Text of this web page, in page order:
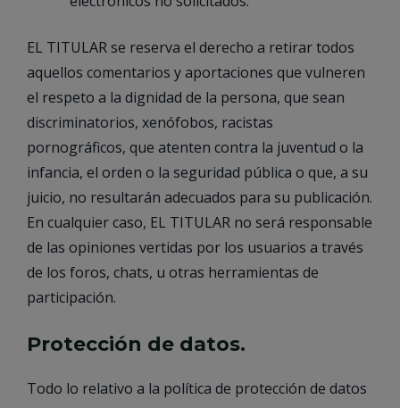
EL TITULAR se reserva el derecho a retirar todos
aquellos comentarios y aportaciones que vulneren
el respeto a la dignidad de la persona, que sean
discriminatorios, xenófobos, racistas
pornográficos, que atenten contra la juventud o la
infancia, el orden o la seguridad pública o que, a su
juicio, no resultarán adecuados para su publicación.
En cualquier caso, EL TITULAR no será responsable
de las opiniones vertidas por los usuarios a través
de los foros, chats, u otras herramientas de
participación.
Protección de datos.
Todo lo relativo a la política de protección de datos